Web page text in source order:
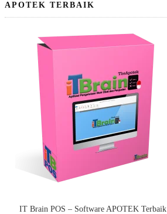
APOTEK TERBAIK
IT Brain POS – Software APOTEK Terbaik